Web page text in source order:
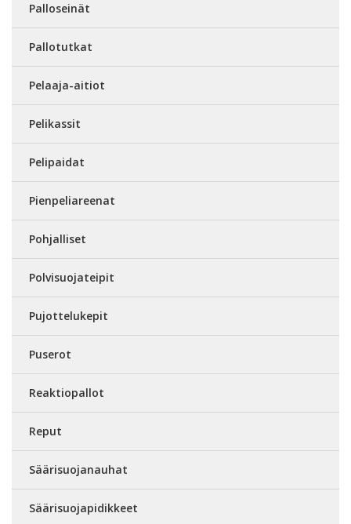
Palloseinät
Pallotutkat
Pelaaja-aitiot
Pelikassit
Pelipaidat
Pienpeliareenat
Pohjalliset
Polvisuojateipit
Pujottelukepit
Puserot
Reaktiopallot
Reput
Säärisuojanauhat
Säärisuojapidikkeet